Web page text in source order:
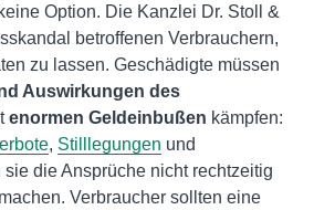
Option. Die Kanzlei Dr. Stoll &
betroffenen Verbrauchern,
zu lassen. Geschädigte müssen
Auswirkungen des
enormen Geldeinbußen kämpfen:
, Stilllegungen und
sie die Ansprüche nicht rechtzeitig
Verbraucher sollten eine